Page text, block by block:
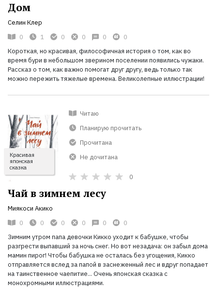
Дом
Селин Клер
0
1 0 0 0
0
Короткая, но красивая, философичная история о том, как во
время бури в небольшом зверином поселении появились чужаки.
Рассказ о том, как важно помогат друг другу, ведь только так
можно пережить тяжелые времена. Великолепные иллюстрации!
Красивая
японская
сказка
Читаю
Планирую прочитать
Прочитана
Не дочитана
0
Чай в зимнем лесу
Миякоси Акико
0
0 0 0 0
0
Зимним утром папа девочки Кикко уходит к бабушке, чтобы
разгрести выпавший за ночь снег. Но вот незадача: он забыл дома
мамин пирог! Чтобы бабушка не осталась без угощения, Кикко
отправляется вслед за папой в заснеженный лес и вдруг попадает
на таинственное чаепитие... Очень японская сказка с
монохромными иллюстрациями.